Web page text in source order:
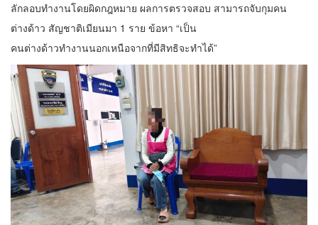
ลักลอบทำงานโดยผิดกฎหมาย ผลการตรวจสอบ สามารถจับกุมคน
ต่างด้าว สัญชาติเมียนมา 1 ราย ข้อหา “เป็น
คนต่างด้าวทำงานนอกเหนือจากที่มีสิทธิจะทำได้”